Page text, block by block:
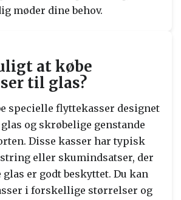
møder dine behov.
at købe
til glas?
specielle flyttekasser designet
og skrøbelige genstande
Disse kasser har typisk
eller skumindsatser, der
er godt beskyttet. Du kan
i forskellige størrelser og